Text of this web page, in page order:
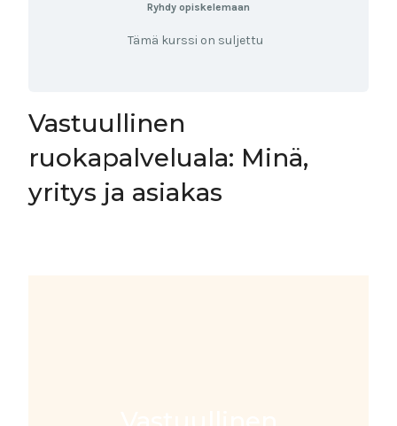
Ryhdy opiskelemaan
Tämä kurssi on suljettu
Vastuullinen
ruokapalveluala: Minä,
yritys ja asiakas